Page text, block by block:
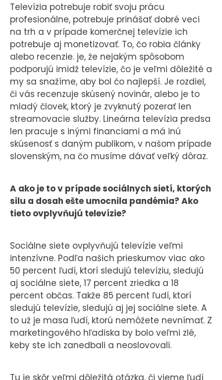
Televízia potrebuje robiť svoju prácu
profesionálne, potrebuje prinášať dobré veci
na trh a v prípade komerčnej televízie ich
potrebuje aj monetizovať. To, čo robia články
alebo recenzie. je, že nejakým spôsobom
podporujú imidž televízie, čo je veľmi dôležité a
my sa snažíme, aby bol čo najlepší. Je rozdiel,
či vás recenzuje skúsený novinár, alebo je to
mladý človek, ktorý je zvyknutý pozerať len
streamovacie služby. Lineárna televízia predsa
len pracuje s inými financiami a má inú
skúsenosť s daným publikom, v našom prípade
slovenským, na čo musíme dávať veľký dôraz.
A ako je to v prípade sociálnych sietí, ktorých
silu a dosah ešte umocnila pandémia? Ako
tieto ovplyvňujú televízie?
Sociálne siete ovplyvňujú televízie veľmi
intenzívne. Podľa našich prieskumov viac ako
50 percent ľudí, ktorí sledujú televíziu, sledujú
aj sociálne siete, 17 percent zriedka a 18
percent občas. Takže 85 percent ľudí, ktorí
sledujú televízie, sledujú aj jej sociálne siete. A
to už je masa ľudí, ktorú nemôžete nevnímať. Z
marketingového hľadiska by bolo veľmi zlé,
keby ste ich zanedbali a neoslovovali.
Tu je skôr veľmi dôležitá otázka, či vieme ľudí